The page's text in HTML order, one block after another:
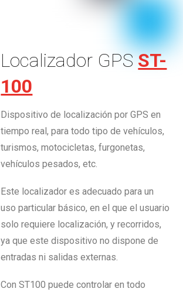
Localizador GPSST-
100
Dispositivo de localización por GPS en
tiempo real, para todo tipo de vehículos,
turismos, motocicletas, furgonetas,
vehículos pesados, etc.
Este localizador es adecuado para un
uso particular básico, en el que el usuario
solo requiere localización, y recorridos,
ya que este dispositivo no dispone de
entradas ni salidas externas.
Con ST100 puede controlar en todo